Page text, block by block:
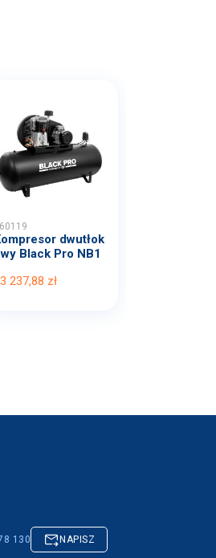
dwutłok
Black Pro NB1
237,88 zł
130 NAPISZ